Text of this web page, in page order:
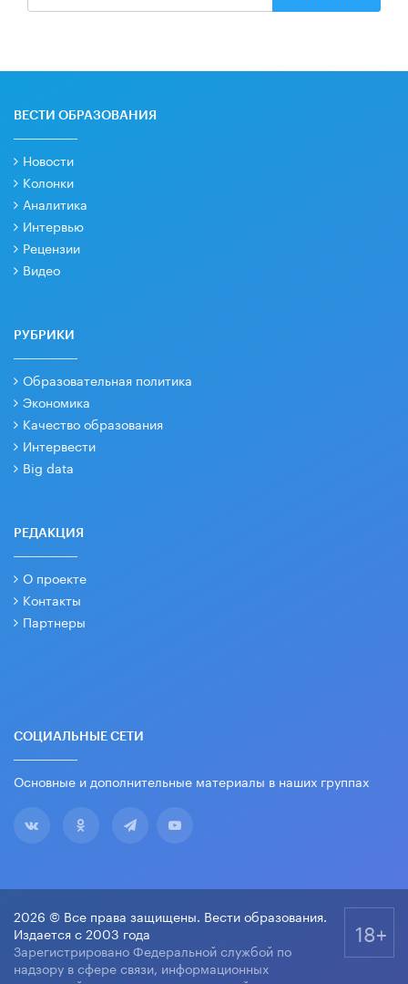
ВЕСТИ ОБРАЗОВАНИЯ
Новости
Колонки
Аналитика
Интервью
Рецензии
Видео
РУБРИКИ
Образовательная политика
Экономика
Качество образования
Интервести
Big data
РЕДАКЦИЯ
О проекте
Контакты
Партнеры
СОЦИАЛЬНЫЕ СЕТИ
Основные и дополнительные материалы в наших группах
2026 © Все права защищены. Вести образования.
Издается с 2003 года
Зарегистрировано Федеральной службой по
надзору в сфере связи, информационных
18+